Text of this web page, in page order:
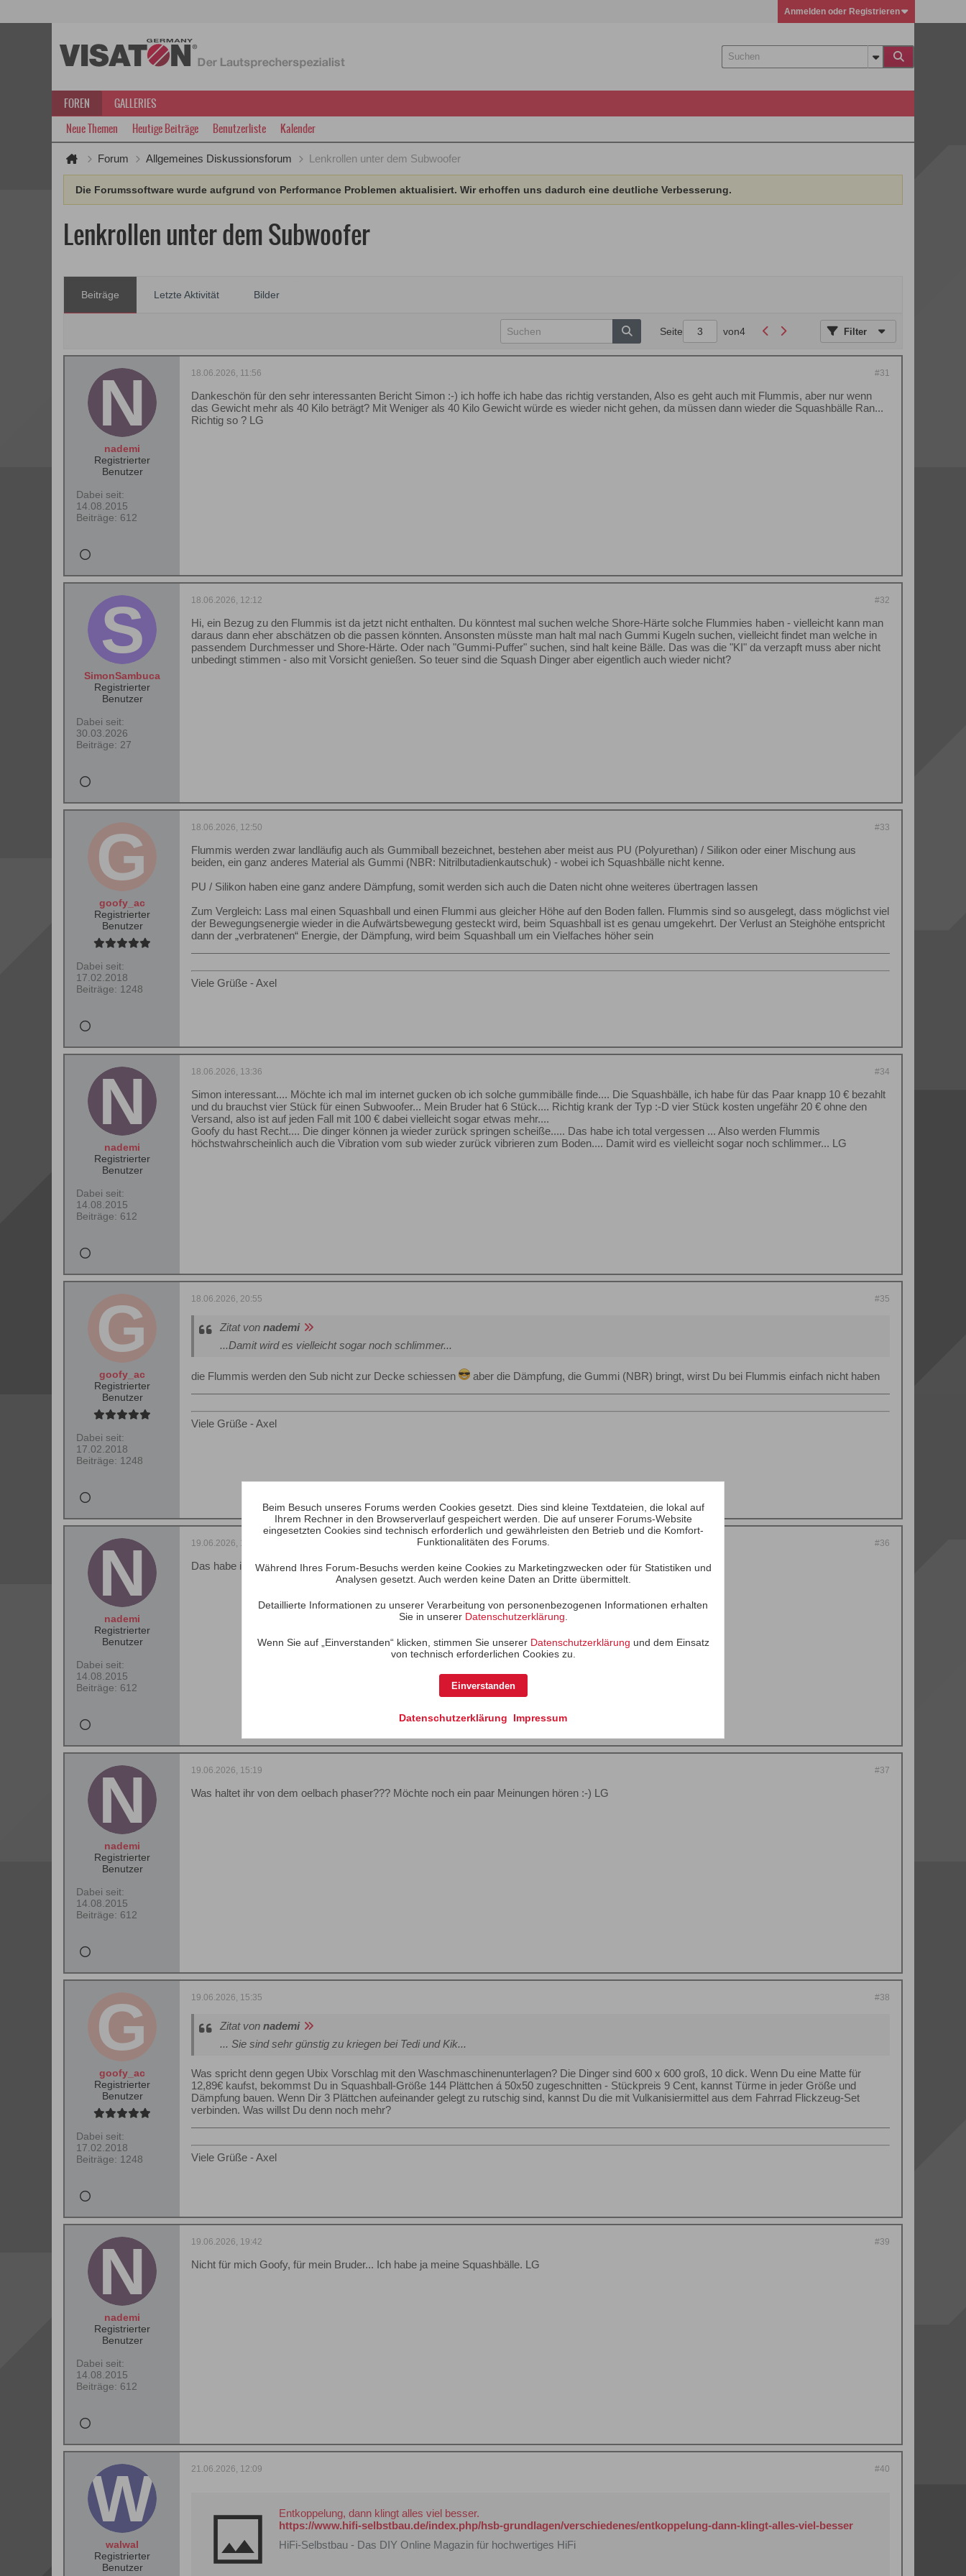
Anmelden oder Registrieren
FOREN
GALLERIES
Neue Themen
Heutige Beiträge Benutzerliste Kalender
Forum Allgemeines Diskussionsforum Lenkrollen unter dem Subwoofer
Die Forumssoftware wurde aufgrund von Performance Problemen aktualisiert. Wir erhoffen uns dadurch eine deutliche Verbesserung.
Lenkrollen unter dem Subwoofer
Beiträge Letzte Aktivität Bilder
Seite von4 Filter
nademi
Registrierter
Benutzer
Dabei seit:
14.08.2015
Beiträge: 612
#31
18.06.2026, 11:56
Dankeschön für den sehr interessanten Bericht Simon :⁠-⁠) ich hoffe ich habe das richtig verstanden, Also es geht auch mit Flummis, aber nur wenn
das Gewicht mehr als 40 Kilo beträgt? Mit Weniger als 40 Kilo Gewicht würde es wieder nicht gehen, da müssen dann wieder die Squashbälle Ran...
Richtig so ? LG
SimonSambuca
Registrierter
Benutzer
Dabei seit:
30.03.2026
Beiträge: 27
#32
18.06.2026, 12:12
Hi, ein Bezug zu den Flummis ist da jetzt nicht enthalten. Du könntest mal suchen welche Shore-Härte solche Flummies haben - vielleicht kann man
daraus dann eher abschätzen ob die passen könnten. Ansonsten müsste man halt mal nach Gummi Kugeln suchen, vielleicht findet man welche in
passendem Durchmesser und Shore-Härte. Oder nach "Gummi-Puffer" suchen, sind halt keine Bälle. Das was die "KI" da verzapft muss aber nicht
unbedingt stimmen - also mit Vorsicht genießen. So teuer sind die Squash Dinger aber eigentlich auch wieder nicht?
goofy_ac
Registrierter
Benutzer
Dabei seit:
17.02.2018
Beiträge: 1248
#33
18.06.2026, 12:50
Flummis werden zwar landläufig auch als Gummiball bezeichnet, bestehen aber meist aus PU (Polyurethan) / Silikon oder einer Mischung aus
beiden, ein ganz anderes Material als Gummi (NBR: Nitrilbutadienkautschuk) - wobei ich Squashbälle nicht kenne.
PU / Silikon haben eine ganz andere Dämpfung, somit werden sich auch die Daten nicht ohne weiteres übertragen lassen
Zum Vergleich: Lass mal einen Squashball und einen Flummi aus gleicher Höhe auf den Boden fallen. Flummis sind so ausgelegt, dass möglichst viel
der Bewegungsenergie wieder in die Aufwärtsbewegung gesteckt wird, beim Squashball ist es genau umgekehrt. Der Verlust an Steighöhe entspricht
dann der „verbratenen“ Energie, der Dämpfung, wird beim Squashball um ein Vielfaches höher sein
Viele Grüße - Axel
nademi
Registrierter
Benutzer
Dabei seit:
14.08.2015
Beiträge: 612
#34
18.06.2026, 13:36
Simon interessant.... Möchte ich mal im internet gucken ob ich solche gummibälle finde.... Die Squashbälle, ich habe für das Paar knapp 10 € bezahlt
und du brauchst vier Stück für einen Subwoofer... Mein Bruder hat 6 Stück.... Richtig krank der Typ :⁠-⁠D vier Stück kosten ungefähr 20 € ohne den
Versand, also ist auf jeden Fall mit 100 € dabei vielleicht sogar etwas mehr....
Goofy du hast Recht.... Die dinger können ja wieder zurück springen scheiße..... Das habe ich total vergessen ... Also werden Flummis
höchstwahrscheinlich auch die Vibration vom sub wieder zurück vibrieren zum Boden.... Damit wird es vielleicht sogar noch schlimmer... LG
goofy_ac
Registrierter
Benutzer
Dabei seit:
17.02.2018
Beiträge: 1248
#35
18.06.2026, 20:55
Zitat von nademi
...Damit wird es vielleicht sogar noch schlimmer...
die Flummis werden den Sub nicht zur Decke schiessen aber die Dämpfung, die Gummi (NBR) bringt, wirst Du bei Flummis einfach nicht haben
Viele Grüße - Axel
nademi
Registrierter
Benutzer
Dabei seit:
14.08.2015
Beiträge: 612
#36
19.06.2026, 15:16
Das habe ich mir schon fast gedacht Goofy :⁠-D Schade .... Sie sind sehr günstig zu kriegen bei Tedi und Kik..... LG
nademi
Registrierter
Benutzer
Dabei seit:
14.08.2015
Beiträge: 612
#37
19.06.2026, 15:19
Was haltet ihr von dem oelbach phaser??? Möchte noch ein paar Meinungen hören :⁠-⁠) LG
goofy_ac
Registrierter
Benutzer
Dabei seit:
17.02.2018
Beiträge: 1248
#38
19.06.2026, 15:35
Zitat von nademi
... Sie sind sehr günstig zu kriegen bei Tedi und Kik...
Was spricht denn gegen Ubix Vorschlag mit den Waschmaschinenunterlagen? Die Dinger sind 600 x 600 groß, 10 dick. Wenn Du eine Matte für
12,89€ kaufst, bekommst Du in Squashball-Größe 144 Plättchen á 50x50 zugeschnitten - Stückpreis 9 Cent, kannst Türme in jeder Größe und
Dämpfung bauen. Wenn Dir 3 Plättchen aufeinander gelegt zu rutschig sind, kannst Du die mit Vulkanisiermittel aus dem Fahrrad Flickzeug-Set
verbinden. Was willst Du denn noch mehr?
Viele Grüße - Axel
nademi
Registrierter
Benutzer
Dabei seit:
14.08.2015
Beiträge: 612
#39
19.06.2026, 19:42
Nicht für mich Goofy, für mein Bruder... Ich habe ja meine Squashbälle. LG
walwal
Registrierter
Benutzer
#40
21.06.2026, 12:09
Entkoppelung, dann klingt alles viel besser.
https://www.hifi-selbstbau.de/index.php/hsb-grundlagen/verschiedenes/entkoppelung-dann-klingt-alles-viel-besser
HiFi-Selbstbau - Das DIY Online Magazin für hochwertiges HiFi
Beim Besuch unseres Forums werden Cookies gesetzt. Dies sind kleine Textdateien, die lokal auf
Ihrem Rechner in den Browserverlauf gespeichert werden. Die auf unserer Forums-Website
eingesetzten Cookies sind technisch erforderlich und gewährleisten den Betrieb und die Komfort-
Funktionalitäten des Forums.
Während Ihres Forum-Besuchs werden keine Cookies zu Marketingzwecken oder für Statistiken und
Analysen gesetzt. Auch werden keine Daten an Dritte übermittelt.
Detaillierte Informationen zu unserer Verarbeitung von personenbezogenen Informationen erhalten
Sie in unserer Datenschutzerklärung
Wenn Sie auf „Einverstanden“ klicken, stimmen Sie unserer Datenschutzerklärung und dem Einsatz
von technisch erforderlichen Cookies zu.
Datenschutzerklärung Impressum
Einverstanden